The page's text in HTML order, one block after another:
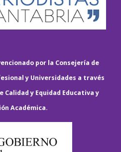
por la Consejería de
y Universidades a través
Calidad y Equidad Educativa y
Académica.